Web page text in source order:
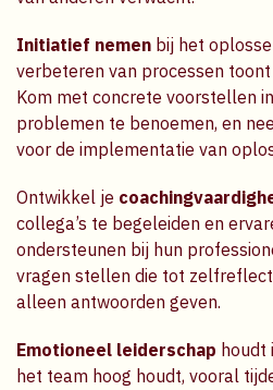
Initiatief nemen bij het
verbeteren van processen
Kom met concrete voorstellen
problemen te benoemen, en
voor de implementatie van
Ontwikkel je
collega’s te begeleiden en
ondersteunen bij hun
vragen stellen die tot
alleen antwoorden geven.
Emotioneel leiderschap houdt
het team hoog houdt, vooral